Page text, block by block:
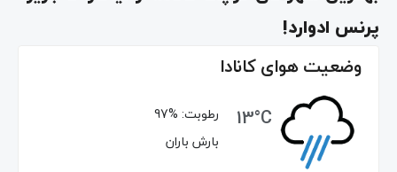
پرنس ادوارد!
وضعیت هوای کانادا
13°C
رطوبت: 97%
بارش باران